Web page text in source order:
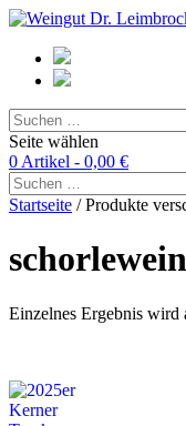
Seite wählen
0 Artikel - 0,00 €
Startseite / Produkte
schorlewein
Einzelnes Ergebnis wird